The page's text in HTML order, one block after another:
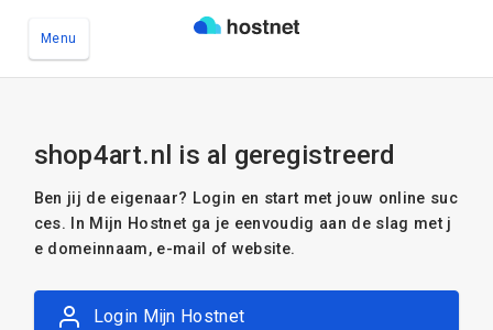
Menu
shop4art.nl is al geregistreerd
Ben jij de eigenaar? Login en start met jouw online suc
ces. In Mijn Hostnet ga je eenvoudig aan de slag met j
e domeinnaam, e-mail of website.
Login Mijn Hostnet